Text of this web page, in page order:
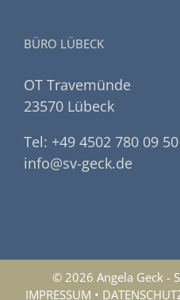
BÜRO LÜBECK
OT Travemünde
23570 Lübeck
Tel: +49 4502 780 09 50
info@sv-geck.de
© 2026 Angela Geck -
IMPRESSUM •